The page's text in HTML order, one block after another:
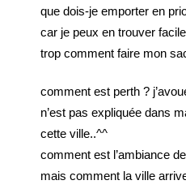
que dois-je emporter en
car je peux en trouver
trop comment faire mon
comment est perth ?
n’est pas expliquée dans
cette ville..^^
comment est l’ambiance
mais comment la ville